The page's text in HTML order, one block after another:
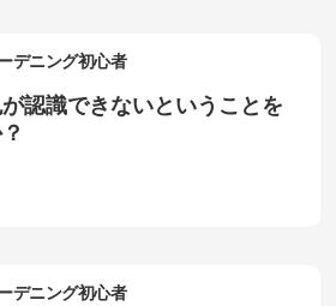
デニング初心者
認識できないということを
デニング初心者